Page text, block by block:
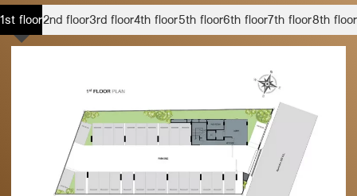
1st floor2nd floor3rd floor4th floor5th floor6th floor7th floor8th floor